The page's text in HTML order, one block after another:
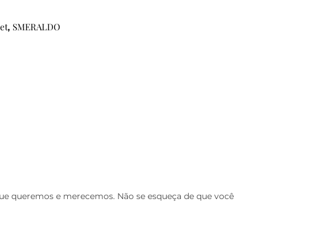
, SMERALDO
queremos e merecemos. Não se esqueça de que você